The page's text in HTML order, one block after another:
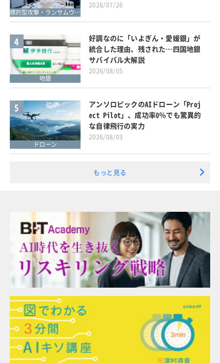
標的型攻撃・ランサムウェア対策
2026/07/26
4
地銀
好調なのに「いよぎん・愛媛銀」が
統合した理由、残された…四国地銀
サバイバル大解説
2026/08/05
5
ドローン
アンソロピックのAIドローン「Proj
ect Pilot」、成功率0％でも驚異的
な自律飛行の実力
2026/08/03
もっと見る